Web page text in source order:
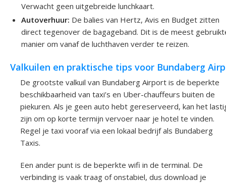
Verwacht geen uitgebreide lunchkaart.
Autoverhuur: De balies van Hertz, Avis en Budget zitten
direct tegenover de bagageband. Dit is de meest
manier om vanaf de luchthaven verder te reizen.
Valkuilen en praktische tips voor Bundaberg
De grootste valkuil van Bundaberg Airport is de beperkte
beschikbaarheid van taxi’s en Uber-chauffeurs buiten de
piekuren. Als je geen auto hebt gereserveerd, kan het
zijn om op korte termijn vervoer naar je hotel te vinden.
Regel je taxi vooraf via een lokaal bedrijf als Bundaberg
Taxis.
Een ander punt is de beperkte wifi in de terminal. De
verbinding is vaak traag of onstabiel, dus download je